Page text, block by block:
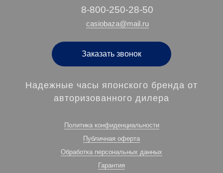
‭8-800-250-28-50
casiobaza@mail.ru
Заказать звонок
Надежные часы японского бренда от
авторизованного дилера
Политика конфиденциальности
Публичная оферта
Обработка персональных данных
Гарантия